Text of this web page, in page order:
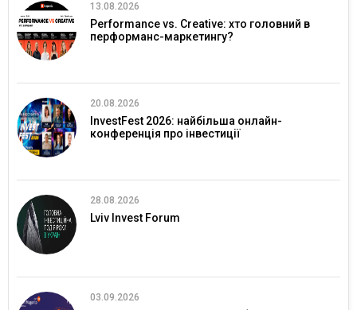
13.08.2026
Performance vs. Creative: хто головний в
перформанс-маркетингу?
20.08.2026
InvestFest 2026: найбільша онлайн-
конференція про інвестиції
28.08.2026
Lviv Invest Forum
03.09.2026